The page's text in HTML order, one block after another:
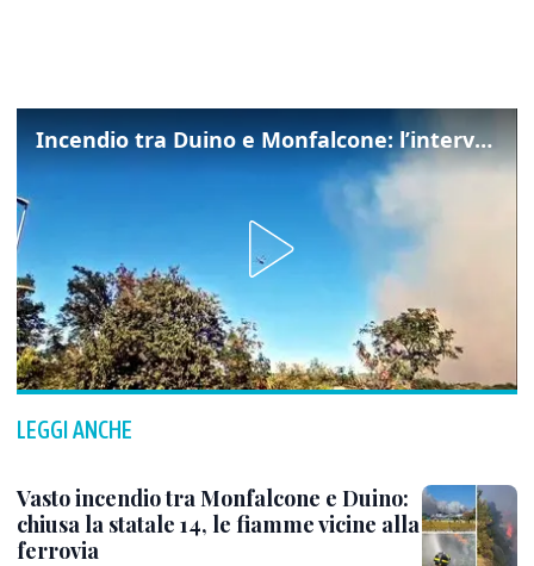
Incendio tra Duino e Monfalcone: l’intervento dei vigili del fuoco
LEGGI ANCHE
Vasto incendio tra Monfalcone e Duino:
chiusa la statale 14, le fiamme vicine alla
ferrovia